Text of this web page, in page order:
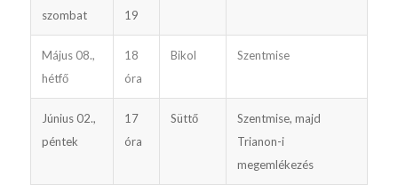
szombat
19
Május 08.,
hétfő
18
óra
Bikol Szentmise
Június 02.,
péntek
17
óra
Süttő
Szentmise, majd
Trianon-i
megemlékezés